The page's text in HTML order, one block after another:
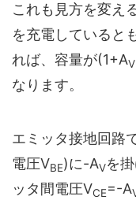
これも見方を変え
を充電していると
れば、容量が(1+AV
なります。
エミッタ接地回路
電圧VBE)に-AVを
ッタ間電圧VCE=-A